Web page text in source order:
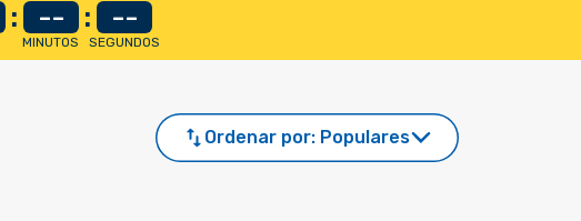
: --
MINUTOS
: --
SEGUNDOS
Ordenar por: Populares